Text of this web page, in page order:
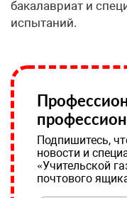
бакалавриат и
испытаний.
Подпишитесь,
новости и
«Учительской
почтового